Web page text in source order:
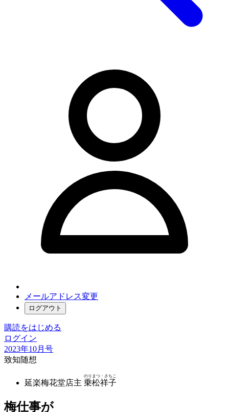
メールアドレス変更
ログアウト
購読をはじめる
ログイン
2023年10月号
致知随想
延楽梅花堂店主 乗松祥子
のりまつ・さちこ
梅仕事が